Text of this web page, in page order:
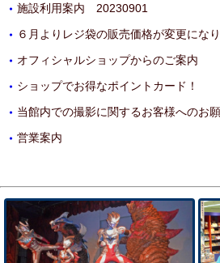
・ 施設利用案内 20230901
・ ６月よりレジ袋の販売価格が変更にな
・ オフィシャルショップからのご案内
・ ショップでお得なポイントカード！
・ 当館内での撮影に関するお客様へのお
・ 営業案内